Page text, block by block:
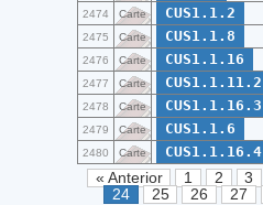
2474 Carte CUS1.1.2
2475 Carte CUS1.1.8
2476 Carte CUS1.1.16
2477 Carte CUS1.1.11.2
2478 Carte CUS1.1.16.3
2479 Carte CUS1.1.6
2480 Carte CUS1.1.16.4
« Anterior 1 2 3
24
25 26 27